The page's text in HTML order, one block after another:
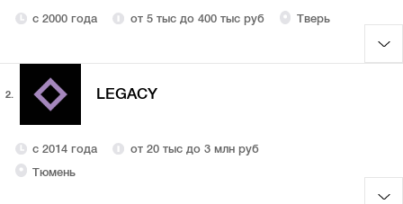
с 2000 года от 5 тыс до 400 тыс руб Тверь
2. LEGACY
с 2014 года
от 20 тыс до 3 млн руб
Тюмень